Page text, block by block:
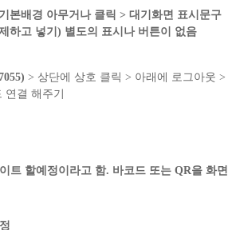
본배경 아무거나 클릭 > 대기화면 표시문구
하고 넣기) 별도의 표시나 버튼이 없음
> 상단에 상호 클릭 > 아래에 로그아웃 >
연결 해주기
트 할예정이라고 함. 바코드 또는 QR을 화면